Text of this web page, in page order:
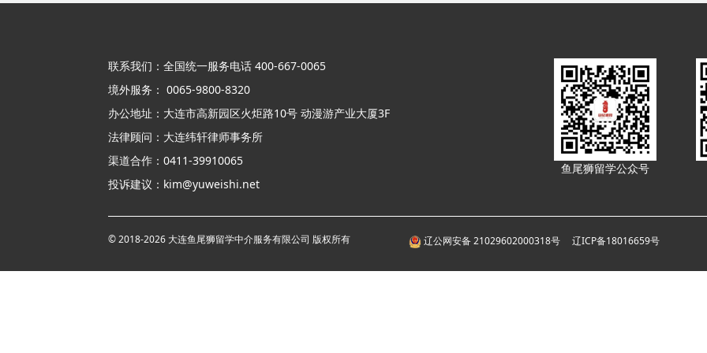
联系我们：全国统一服务电话 400-667-0065
境外服务： 0065-9800-8320
办公地址：大连市高新园区火炬路10号 动漫游产业大厦3F
法律顾问：大连纬轩律师事务所
渠道合作：0411-39910065
投诉建议：kim@yuweishi.net
鱼尾狮留学公众号
© 2018-2026 大连鱼尾狮留学中介服务有限公司 版权所有 辽公网安备 21029602000318号 辽ICP备18016659号